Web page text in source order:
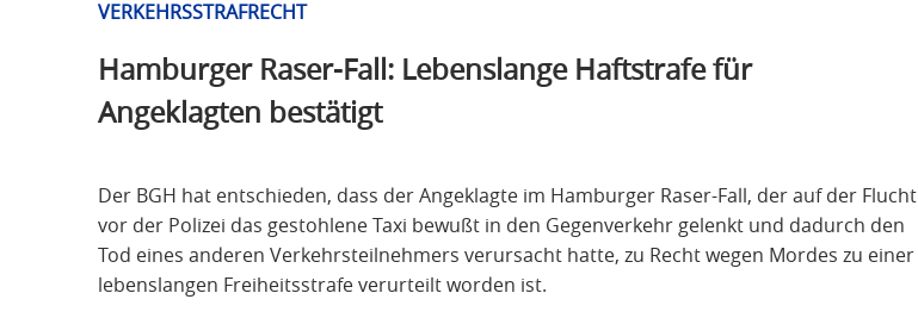
H
VERKEHRSSTRAFRECHT
Hamburger Raser-Fall: Lebenslange Haftstrafe für
Angeklagten bestätigt
Der BGH hat entschieden, dass der Angeklagte im Hamburger Raser-Fall, der auf der Flucht
vor der Polizei das gestohlene Taxi bewußt in den Gegenverkehr gelenkt und dadurch den
Tod eines anderen Verkehrsteilnehmers verursacht hatte, zu Recht wegen Mordes zu einer
lebenslangen Freiheitsstrafe verurteilt worden ist.